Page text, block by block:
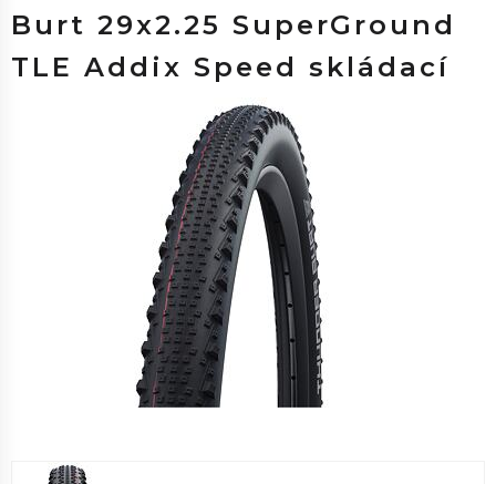
Burt 29x2.25 SuperGround
TLE Addix Speed skládací